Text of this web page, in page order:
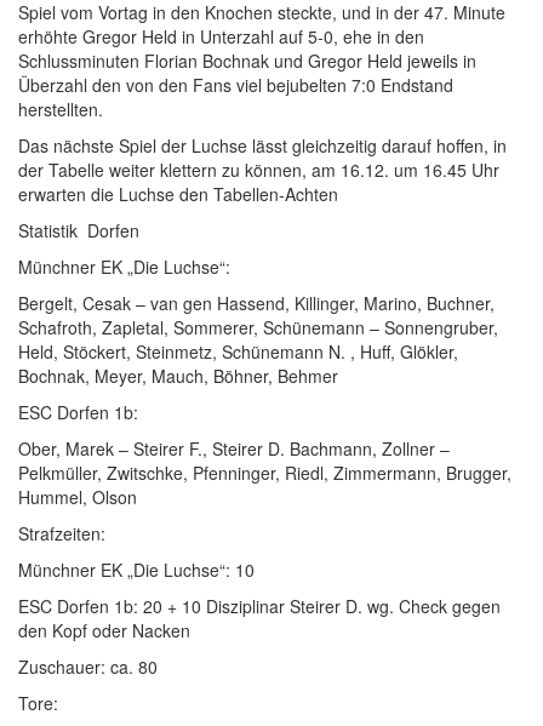
Spiel vom Vortag in den Knochen steckte, und in der 47. Minute
erhöhte Gregor Held in Unterzahl auf 5-0, ehe in den
Schlussminuten Florian Bochnak und Gregor Held jeweils in
Überzahl den von den Fans viel bejubelten 7:0 Endstand
herstellten.
Das nächste Spiel der Luchse lässt gleichzeitig darauf hoffen, in
der Tabelle weiter klettern zu können, am 16.12. um 16.45 Uhr
erwarten die Luchse den Tabellen-Achten
Statistik Dorfen
Münchner EK „Die Luchse“:
Bergelt, Cesak – van gen Hassend, Killinger, Marino, Buchner,
Schafroth, Zapletal, Sommerer, Schünemann – Sonnengruber,
Held, Stöckert, Steinmetz, Schünemann N. , Huff, Glökler,
Bochnak, Meyer, Mauch, Böhner, Behmer
ESC Dorfen 1b:
Ober, Marek – Steirer F., Steirer D. Bachmann, Zollner –
Pelkmüller, Zwitschke, Pfenninger, Riedl, Zimmermann, Brugger,
Hummel, Olson
Strafzeiten:
Münchner EK „Die Luchse“: 10
ESC Dorfen 1b: 20 + 10 Disziplinar Steirer D. wg. Check gegen
den Kopf oder Nacken
Zuschauer: ca. 80
Tore: